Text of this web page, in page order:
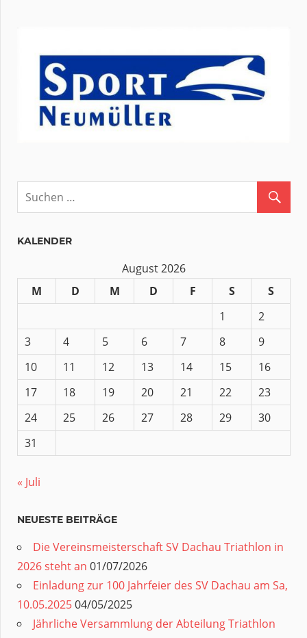
KALENDER
August 2026
M
D M D F S
S
1
2
3
4 5 6 7 8
9
10
11 12 13 14 15
16
17
18 19 20 21 22
23
24
25 26 27 28 29
30
31
« Juli
NEUESTE BEITRÄGE
Die Vereinsmeisterschaft SV Dachau Triathlon in
2026 steht an 01/07/2026
Einladung zur 100 Jahrfeier des SV Dachau am Sa,
10.05.202504/05/2025
Jährliche Versammlung der Abteilung Triathlon